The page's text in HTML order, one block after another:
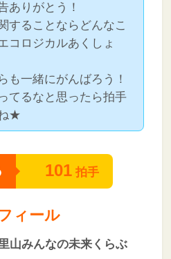
ありがとう！
することならどんなこ
コロジカルあくしょ
も一緒にがんばろう！
てるなと思ったら拍手
★
101 拍手
ィール
山みんなの未来くらぶ